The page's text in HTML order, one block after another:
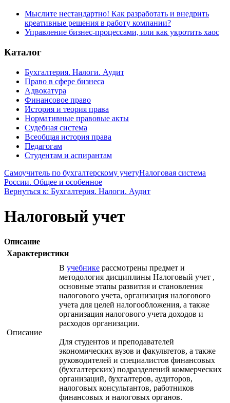
Мыслите нестандартно! Как разработать и внедрить
креативные решения в работу компании?
Управление бизнес-процессами, или как укротить хаос
Каталог
Бухгалтерия. Налоги. Аудит
Право в сфере бизнеса
Адвокатура
Финансовое право
История и теория права
Нормативные правовые акты
Судебная система
Всеобщая история права
Педагогам
Студентам и аспирантам
Самоучитель по бухгалтерскому учетуНалоговая система
России. Общее и особенное
Вернуться к: Бухгалтерия. Налоги. Аудит
Налоговый учет
Описание
Характеристики
Описание
В учебнике рассмотрены предмет и
методология дисциплины Налоговый учет ,
основные этапы развития и становления
налогового учета, организация налогового
учета для целей налогообложения, а также
организация налогового учета доходов и
расходов организации.
Для студентов и преподавателей
экономических вузов и факультетов, а также
руководителей и специалистов финансовых
(бухгалтерских) подразделений коммерческих
организаций, бухгалтеров, аудиторов,
налоговых консультантов, работников
финансовых и налоговых органов.